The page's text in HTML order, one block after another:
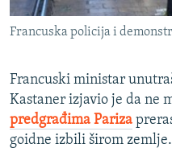
VIŠE OD NASLOVA
GENOCID U SREBRENICI
POPLAVE I KLIZIŠTA U BIH 2024.
TV LIBERTY
POST SCRIPTUM
PRATITE NAS
Sve RFE/RL stranice
Francuska policija i
Francuski ministar
Kastaner izjavio je da ne
predgrađima Pariza
goidne izbili širom zemlje.